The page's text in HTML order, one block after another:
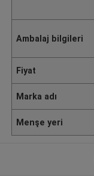
Ambalaj bilgileri
Fiyat
Marka adı
Menşe yeri